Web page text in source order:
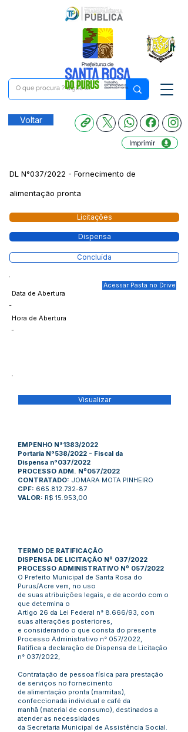
Voltar
Imprimir
DL N°037/2022 - Fornecimento de
alimentação pronta
Licitações
Dispensa
Concluída
Data de Abertura
Acessar Pasta no Drive
-
Hora de Abertura
-
Visualizar
EMPENHO N°1383/2022
Portaria N°538/2022 - Fiscal da
Dispensa n°037/2022
PROCESSO ADM. Nº057/2022
CONTRATADO: JOMARA MOTA PINHEIRO
CPF: 665.812.732-87
VALOR: R$ 15.953,00
TERMO DE RATIFICAÇÃO
DISPENSA DE LICITAÇÃO Nº 037/2022
PROCESSO ADMINISTRATIVO Nº 057/2022
O Prefeito Municipal de Santa Rosa do
Purus/Acre vem, no uso
de suas atribuições legais, e de acordo com o
que determina o
Artigo 26 da Lei Federal n° 8.666/93, com
suas alterações posteriores,
e considerando o que consta do presente
Processo Administrativo n° 057/2022,
Ratifica a declaração de Dispensa de Licitação
n° 037/2022,
Contratação de pessoa física para prestação
de serviços no fornecimento
de alimentação pronta (marmitas),
confeccionada individual e café da
manhã (material de consumo), destinados a
atender as necessidades
da Secretaria Municipal de Assistência Social.